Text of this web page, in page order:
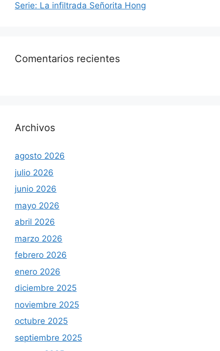
Serie: La infiltrada Señorita Hong
Comentarios recientes
Archivos
agosto 2026
julio 2026
junio 2026
mayo 2026
abril 2026
marzo 2026
febrero 2026
enero 2026
diciembre 2025
noviembre 2025
octubre 2025
septiembre 2025